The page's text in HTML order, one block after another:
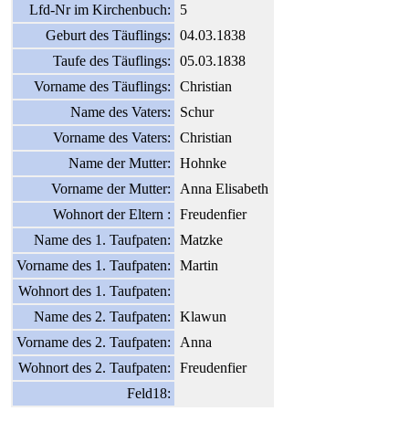
Lfd-Nr im Kirchenbuch:
5
Geburt des Täuflings:
04.03.1838
Taufe des Täuflings:
05.03.1838
Vorname des Täuflings:
Christian
Name des Vaters:
Schur
Vorname des Vaters:
Christian
Name der Mutter:
Hohnke
Vorname der Mutter:
Anna Elisabeth
Wohnort der Eltern :
Freudenfier
Name des 1. Taufpaten:
Matzke
Vorname des 1. Taufpaten:
Martin
Wohnort des 1. Taufpaten:
Name des 2. Taufpaten:
Klawun
Vorname des 2. Taufpaten:
Anna
Wohnort des 2. Taufpaten:
Freudenfier
Feld18: